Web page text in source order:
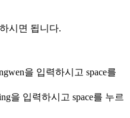
시면 됩니다.
을 입력하시고 space를
을 입력하시고 space를 누르